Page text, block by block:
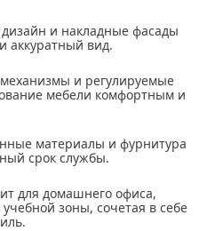
и накладные фасады
аккуратный вид.
и регулируемые
мебели комфортным и
материалы и фурнитура
срок службы.
для домашнего офиса,
зоны, сочетая в себе